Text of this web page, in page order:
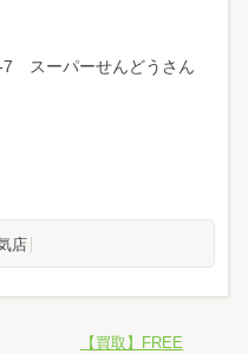
7 スーパーせんどうさん
店
【買取】FREE